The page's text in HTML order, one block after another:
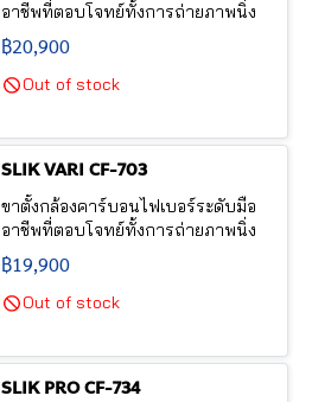
อาชีพที่ตอบโจทย์ทั้งการถ่ายภาพนิ่ง
และวีดิโอ
฿20,900
Out of stock
SLIK VARI CF-703
ขาตั้งกล้องคาร์บอนไฟเบอร์ระดับมือ
อาชีพที่ตอบโจทย์ทั้งการถ่ายภาพนิ่ง
และวีดิโอ
฿19,900
Out of stock
SLIK PRO CF-734